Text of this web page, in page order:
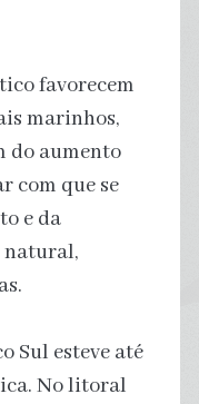
favorecem
marinhos,
do aumento
com que se
e da
natural,
Sul esteve até
No litoral